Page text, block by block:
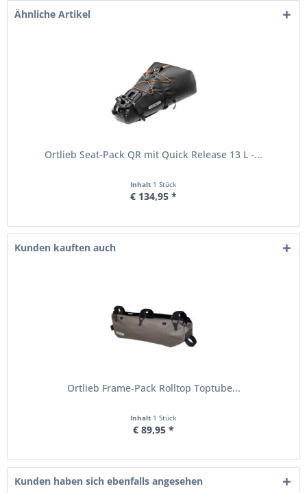
Ähnliche Artikel
Ortlieb Seat-Pack QR mit Quick Release 13 L -...
Inhalt 1 Stück
€ 134,95 *
Kunden kauften auch
Ortlieb Frame-Pack Rolltop Toptube...
Inhalt 1 Stück
€ 89,95 *
Kunden haben sich ebenfalls angesehen